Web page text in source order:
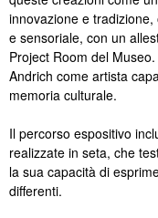
innovazione e tradizione,
e sensoriale, con un
Project Room del
Andrich come artista
memoria culturale.
Il percorso espositivo
realizzate in seta, che
la sua capacità di
differenti.